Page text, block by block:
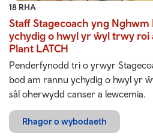
18 RHA
Staff Stagecoach yng
ychydig o hwyl yr ŵyl trwy roi
Plant LATCH
Penderfynodd tri o yrwyr
bod am rannu ychydig o hwyl yr
sâl oherwydd canser a lewcemia.
Rhagor o wybodaeth